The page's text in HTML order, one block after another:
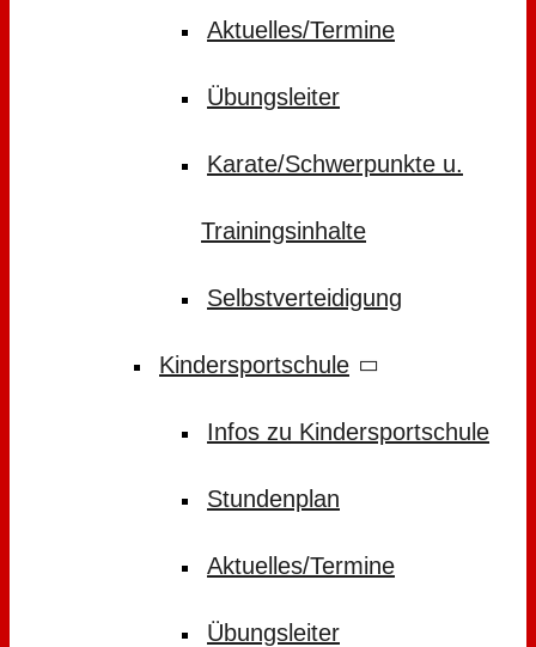
Aktuelles/Termine
Übungsleiter
Karate/Schwerpunkte u.
Trainingsinhalte
Selbstverteidigung
Kindersportschule
Infos zu Kindersportschule
Stundenplan
Aktuelles/Termine
Übungsleiter